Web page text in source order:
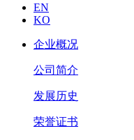
EN
KO
企业概况
公司简介
发展历史
荣誉证书